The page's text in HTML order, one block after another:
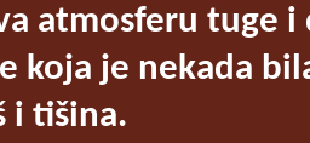
atmosferu tuge
koja je nekada
i tišina.